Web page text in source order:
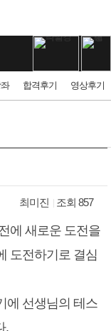
합격후기 영상후기
최미진 조회 857
에 새로운 도전을
도전하기로 결심
에 선생님의 테스
.